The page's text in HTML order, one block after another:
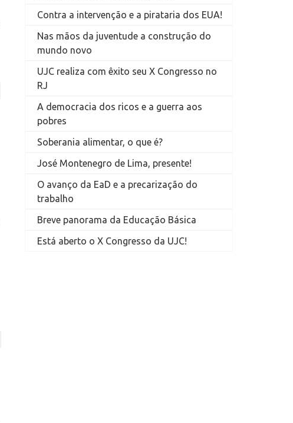
Contra a intervenção e a pirataria dos EUA!
Nas mãos da juventude a construção do
mundo novo
UJC realiza com êxito seu X Congresso no
RJ
A democracia dos ricos e a guerra aos
pobres
Soberania alimentar, o que é?
José Montenegro de Lima, presente!
O avanço da EaD e a precarização do
trabalho
Breve panorama da Educação Básica
Está aberto o X Congresso da UJC!